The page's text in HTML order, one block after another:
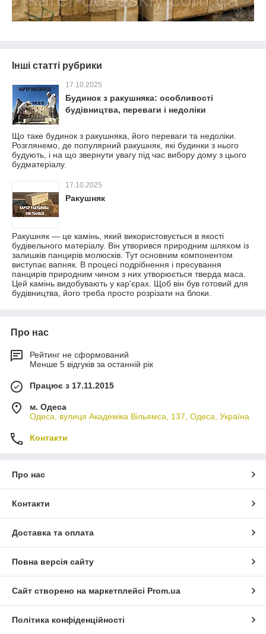
Інші статті рубрики
17.10.2025
Будинок з ракушняка: особливості
будівництва, переваги і недоліки
Що таке будинок з ракушняка, його переваги та недоліки.
Розглянемо, де популярний ракушняк, які будинки з нього
будують, і на що звернути увагу під час вибору дому з цього
будматеріалу.
17.10.2025
Ракушняк
Ракушняк — це камінь, який використовується в якості
будівельного матеріалу. Він утворився природним шляхом із
залишків панцирів молюсків. Тут основним компонентом
виступає вапняк. В процесі подрібнення і пресування
панцирів природним чином з них утворюється тверда маса.
Цей камінь видобувають у кар'єрах. Щоб він був готовий для
будівництва, його треба просто розрізати на блоки.
Про нас
Рейтинг не сформований
Менше 5 відгуків за останній рік
Працює з 17.11.2015
м. Одеса
Одеса, вулиця Академіка Вільямса, 137, Одеса, Україна
Контакти
Про нас
Контакти
Доставка та оплата
Повна версія сайту
Сайт створено на маркетплейсі Prom.ua
Політика конфіденційності